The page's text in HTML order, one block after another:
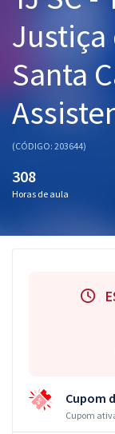
Graduação
Mentorias
Conteúdo gratuito
Atendimento
Justiça
Santa
(CÓDIGO: 203644)
308
Horas de aula
Cupom
Cupom